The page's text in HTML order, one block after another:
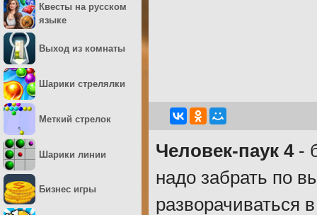
Человек-паук 4-
надо забрать по
разворачиваться
Квесты на русском
языке
Выход из комнаты
Шарики стрелялки
Меткий стрелок
Шарики линии
Бизнес игры